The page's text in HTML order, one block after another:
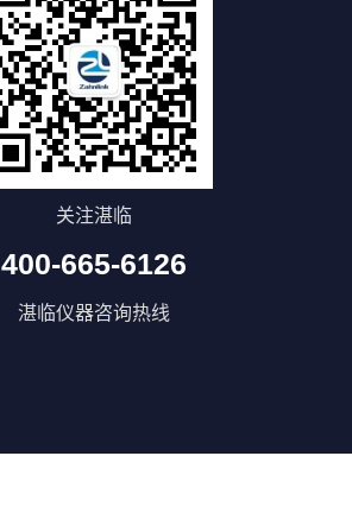
关注湛临
400-665-6126
湛临仪器咨询热线